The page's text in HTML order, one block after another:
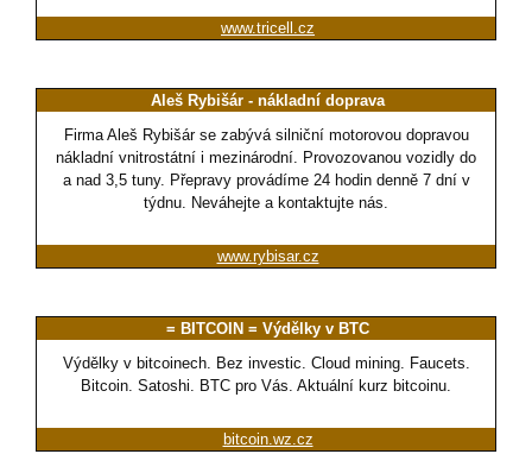
www.tricell.cz
Aleš Rybišár - nákladní doprava
Firma Aleš Rybišár se zabývá silniční motorovou dopravou
nákladní vnitrostátní i mezinárodní. Provozovanou vozidly do
a nad 3,5 tuny. Přepravy provádíme 24 hodin denně 7 dní v
týdnu. Neváhejte a kontaktujte nás.
www.rybisar.cz
= BITCOIN = Výdělky v BTC
Výdělky v bitcoinech. Bez investic. Cloud mining. Faucets.
Bitcoin. Satoshi. BTC pro Vás. Aktuální kurz bitcoinu.
bitcoin.wz.cz